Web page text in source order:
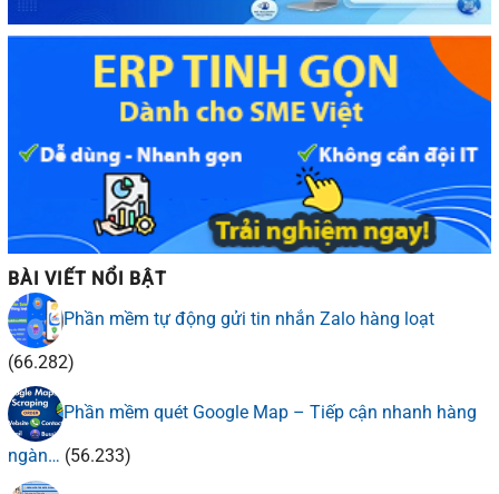
BÀI VIẾT NỔI BẬT
Phần mềm tự động gửi tin nhắn Zalo hàng loạt
(66.282)
Phần mềm quét Google Map – Tiếp cận nhanh hàng
ngàn… (56.233)